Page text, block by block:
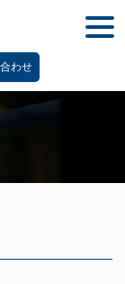
わせ